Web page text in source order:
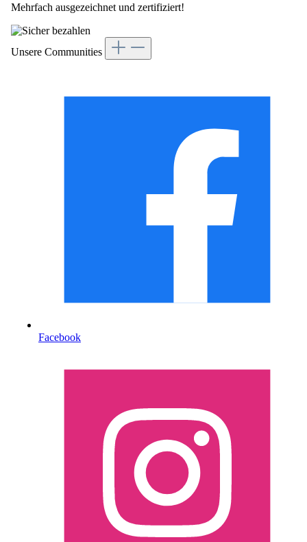
Mehrfach ausgezeichnet und zertifiziert!
Unsere Communities
Facebook